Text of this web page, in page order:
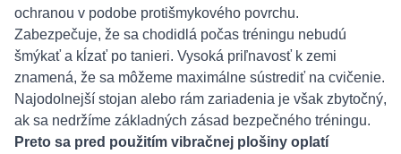
ochranou v podobe protišmykového povrchu.
Zabezpečuje, že sa chodidlá počas tréningu nebudú
šmýkať a kĺzať po tanieri. Vysoká priľnavosť k zemi
znamená, že sa môžeme maximálne sústrediť na cvičenie.
Najodolnejší stojan alebo rám zariadenia je však zbytočný,
ak sa nedržíme základných zásad bezpečného tréningu.
Preto sa pred použitím vibračnej plošiny oplatí